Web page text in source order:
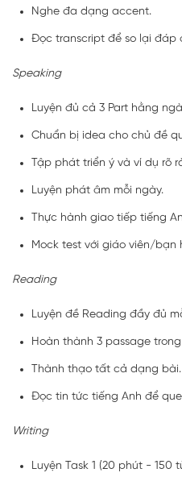
Nghe đa dạng accent.
Đọc transcript để so lại đáp
Speaking
Luyện đủ cả 3 Part hằng
Chuẩn bị idea cho chủ đề
Tập phát triển ý và ví dụ rõ
Luyện phát âm mỗi ngày.
Thực hành giao tiếp tiếng
Mock test với giáo viên/bạn
Reading
Luyện đề Reading đầy đủ
Hoàn thành 3 passage
Thành thạo tất cả dạng bài.
Đọc tin tức tiếng Anh để
Writing
Luyện Task 1 (20 phút - 150